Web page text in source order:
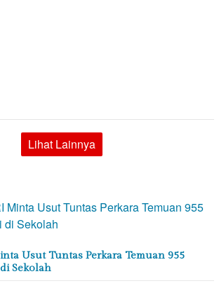
Lihat Lainnya
Usut Tuntas Perkara Temuan 955
Sekolah